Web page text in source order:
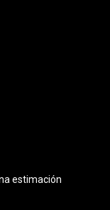
estimación